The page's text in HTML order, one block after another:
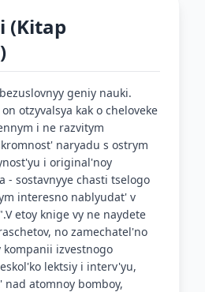
(Kitap
geniy nauki.
otzyvalsya kak o cheloveke
i ne razvitym
naryadu s ostrym
i original'noy
- sostavnyye chasti tselogo
interesno nablyudat' v
etoy knige vy ne naydete
no zamechatel'no
kompanii izvestnogo
lektsiy i interv'yu,
atomnoy bomboy,